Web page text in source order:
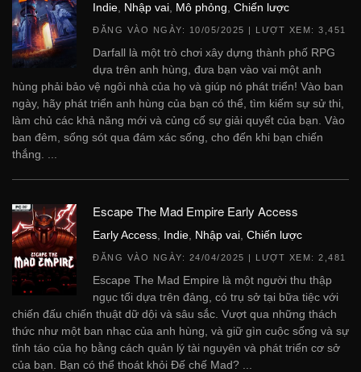
Indie Nhập vai Mô phỏng Chiến lược
ĐĂNG VÀO NGÀY: 10/05/2025 | LƯỢT XEM: 3,451
Darfall là một trò chơi xây dựng thành phố RPG
dựa trên anh hùng, đưa bạn vào vai một anh
hùng phải bảo vệ ngôi nhà của họ và giúp nó phát triển! Vào ban
ngày, hãy phát triển anh hùng của bạn có thể, tìm kiếm sự sử thi,
làm chủ các khả năng mới và củng cố sự giải quyết của bạn. Vào
ban đêm, sống sót qua đám xác sống, cho đến khi bạn chiến
thắng. ...
Escape The Mad Empire Early Access
Early Access Indie Nhập vai Chiến lược
ĐĂNG VÀO NGÀY: 24/04/2025 | LƯỢT XEM: 2,481
Escape The Mad Empire là một người thu thập
ngục tối dựa trên đảng, có trụ sở tại bữa tiệc với
chiến đấu chiến thuật dữ dội và sâu sắc. Vượt qua những thách
thức như một ban nhạc của anh hùng, và giữ gìn cuộc sống và sự
tỉnh táo của họ bằng cách quản lý tài nguyên và phát triển cơ sở
của bạn. Bạn có thể thoát khỏi Đế chế Mad? ...